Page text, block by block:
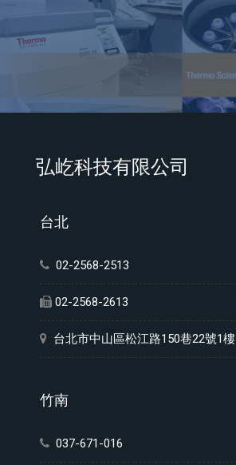
弘屹科技有限公司
台北
02-2568-2513
02-2568-2613
台北市中山區松江路150巷22號1樓
竹南
037-671-016